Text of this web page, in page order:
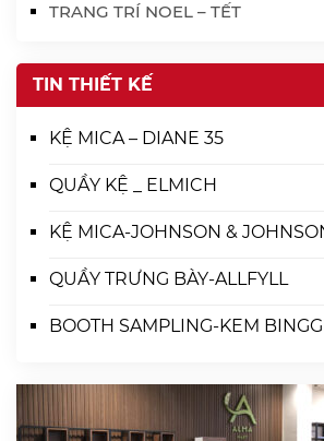
TRANG TRÍ NOEL – TẾT
TIN THIẾT KẾ
KỆ MICA – DIANE 35
QUẦY KỆ _ ELMICH
KỆ MICA-JOHNSON &
QUẦY TRƯNG BÀY-ALLFYLL
BOOTH SAMPLING-KEM